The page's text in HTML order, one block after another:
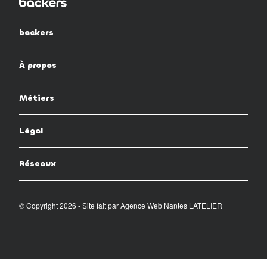
backers
À propos
Métiers
Légal
Réseaux
© Copyright 2026 - Site fait parAgence Web Nantes LATELIER